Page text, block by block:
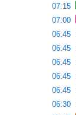
07:15
07:00
06:45
06:45
06:45
06:45
06:45
06:30